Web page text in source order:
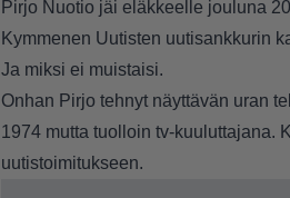
Pirjo Nuotio jäi eläkkeelle jouluna
Kymmenen Uutisten uutisankkurin
Ja miksi ei muistaisi.
Onhan Pirjo tehnyt näyttävän uran
1974 mutta tuolloin tv-kuuluttajana.
uutistoimitukseen.